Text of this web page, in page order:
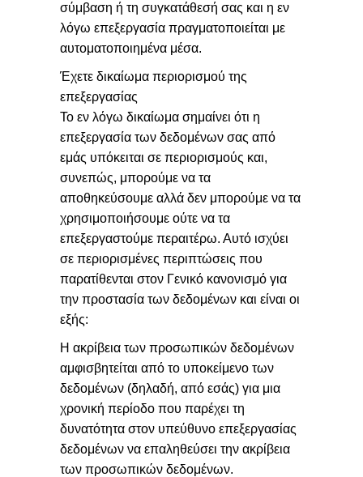
σύμβαση ή τη συγκατάθεσή σας και η εν
λόγω επεξεργασία πραγματοποιείται με
αυτοματοποιημένα μέσα.
Έχετε δικαίωμα περιορισμού της
επεξεργασίας
Το εν λόγω δικαίωμα σημαίνει ότι η
επεξεργασία των δεδομένων σας από
εμάς υπόκειται σε περιορισμούς και,
συνεπώς, μπορούμε να τα
αποθηκεύσουμε αλλά δεν μπορούμε να τα
χρησιμοποιήσουμε ούτε να τα
επεξεργαστούμε περαιτέρω. Αυτό ισχύει
σε περιορισμένες περιπτώσεις που
παρατίθενται στον Γενικό κανονισμό για
την προστασία των δεδομένων και είναι οι
εξής:
Η ακρίβεια των προσωπικών δεδομένων
αμφισβητείται από το υποκείμενο των
δεδομένων (δηλαδή, από εσάς) για μια
χρονική περίοδο που παρέχει τη
δυνατότητα στον υπεύθυνο επεξεργασίας
δεδομένων να επαληθεύσει την ακρίβεια
των προσωπικών δεδομένων.